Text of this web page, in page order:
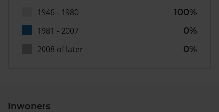
1946 - 1980
100%
1981 - 2007
0%
2008 of later
0%
Inwoners